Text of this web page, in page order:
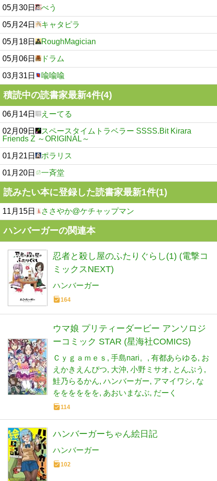
05月30日 べう
05月24日 キャタピラ
05月18日 RoughMagician
05月06日 ドラム
03月31日 喩喩喩
積読中の読書家最新4件(4)
06月14日 えーてる
02月09日
スペースタイムトラベラー SSSS.Bit Kirara
Friends Z ～ORIGINAL～
01月21日 ポラリス
01月20日 一斉堂
読みたい本に登録した読書家最新1件(1)
11月15日 ささやか@ケチャップマン
ハンバーガーの関連本
忍者と殺し屋のふたりぐらし(1) (電撃コ
ミックスNEXT)
ハンバーガー
164
ウマ娘 プリティーダービー アンソロジ
ーコミック STAR (星海社COMICS)
Ｃｙｇａｍｅｓ 手島nari。 有都あらゆる
お
えかきえんぴつ 大沖 小野ミサオ
とんぷう
鮭乃らるかん ハンバーガー アマイワシ な
をををををを あおいまなぶ だーく
114
ハンバーガーちゃん絵日記
ハンバーガー
102